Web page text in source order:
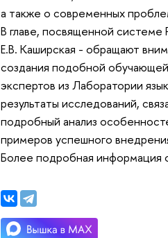
а также о современных
В главе, посвященной системе
Е.В. Каширская - обращают
создания подобной
экспертов из Лаборатории
результаты исследований,
подробный анализ
примеров успешного
Более подробная информация